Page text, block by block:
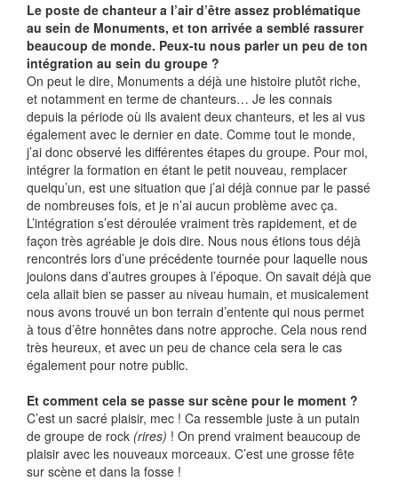
Le poste de chanteur a l’air d’être assez problématique
au sein de Monuments, et ton arrivée a semblé rassurer
beaucoup de monde. Peux-tu nous parler un peu de ton
intégration au sein du groupe ?
On peut le dire, Monuments a déjà une histoire plutôt riche,
et notamment en terme de chanteurs… Je les connais
depuis la période où ils avaient deux chanteurs, et les ai vus
également avec le dernier en date. Comme tout le monde,
j’ai donc observé les différentes étapes du groupe. Pour moi,
intégrer la formation en étant le petit nouveau, remplacer
quelqu’un, est une situation que j’ai déjà connue par le passé
de nombreuses fois, et je n’ai aucun problème avec ça.
L’intégration s’est déroulée vraiment très rapidement, et de
façon très agréable je dois dire. Nous nous étions tous déjà
rencontrés lors d’une précédente tournée pour laquelle nous
jouions dans d’autres groupes à l’époque. On savait déjà que
cela allait bien se passer au niveau humain, et musicalement
nous avons trouvé un bon terrain d’entente qui nous permet
à tous d’être honnêtes dans notre approche. Cela nous rend
très heureux, et avec un peu de chance cela sera le cas
également pour notre public.
Et comment cela se passe sur scène pour le moment ?
C’est un sacré plaisir, mec ! Ca ressemble juste à un putain
de groupe de rock (rires) ! On prend vraiment beaucoup de
plaisir avec les nouveaux morceaux. C’est une grosse fête
sur scène et dans la fosse !